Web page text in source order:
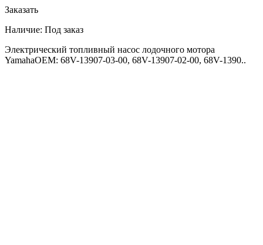
Заказать
Наличие: Под заказ
Электрический топливный насос лодочного мотора
YamahaOEM: 68V-13907-03-00, 68V-13907-02-00, 68V-1390..